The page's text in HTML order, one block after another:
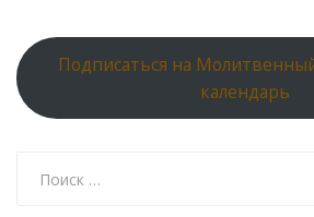
Подписаться на
календарь